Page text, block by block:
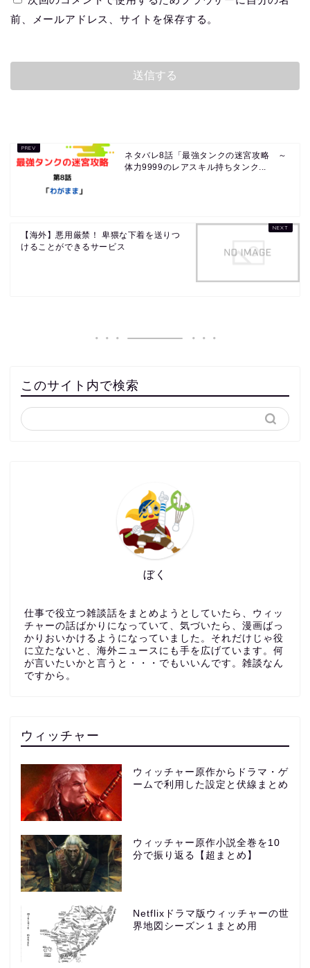
前、メールアドレス、サイトを保存する。
ネタバレ8話「最強タンクの迷宮攻略 ～
体力9999のレアスキル持ちタンク...
【海外】悪用厳禁！ 卑猥な下着を送りつ
けることができるサービス
このサイト内で検索
ぼく
仕事で役立つ雑談話をまとめようとしていたら、ウィッ
チャーの話ばかりになっていて、気づいたら、漫画ばっ
かりおいかけるようになっていました。それだけじゃ役
に立たないと、海外ニュースにも手を広げています。何
が言いたいかと言うと・・・でもいいんです。雑談なん
ですから。
ウィッチャー
ウィッチャー原作からドラマ・ゲ
ームで利用した設定と伏線まとめ
ウィッチャー原作小説全巻を10
分で振り返る【超まとめ】
Netflixドラマ版ウィッチャーの世
界地図シーズン１まとめ用